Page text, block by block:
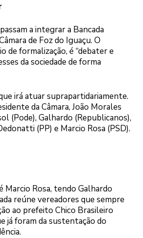
a integrar a Bancada
de Foz do Iguaçu. O
de formalização, é “debater e
da sociedade de forma
irá atuar suprapartidariamente.
da Câmara, João Morales
(Pode), Galhardo (Republicanos),
(PP) e Marcio Rosa (PSD).
Marcio Rosa, tendo Galhardo
reúne vereadores que sempre
ao prefeito Chico Brasileiro
já foram da sustentação do